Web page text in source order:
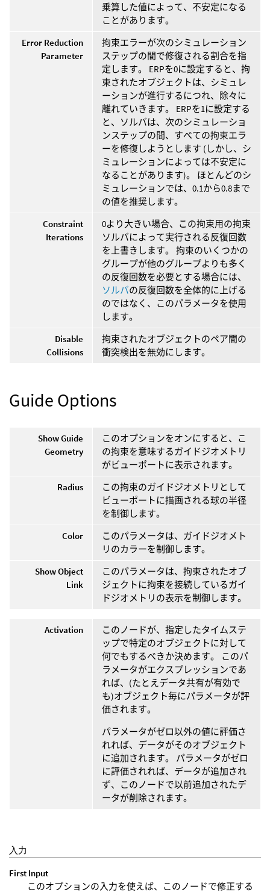
乗算した値によって、不安定になる
ことがあります。
Error Reduction
Parameter
拘束エラーが次のシミュレーション
ステップの間で修復される割合を指
定します。 ERPを0に設定すると、拘
束されたオブジェクトは、シミュレ
ーションが進行するにつれ、除々に
離れていきます。 ERPを1に設定する
と、ソルバは、次のシミュレーショ
ンステップの間、すべての拘束エラ
ーを修復しようとします (しかし、シ
ミュレーションによっては不安定に
なることがあります)。 ほとんどのシ
ミュレーションでは、0.1から0.8まで
の値を推奨します。
Constraint
Iterations
0より大きい場合、この拘束用の拘束
ソルバによって実行される反復回数
を上書きします。 拘束のいくつかの
グループが他のグループよりも多く
の反復回数を必要とする場合には、
ソルバの反復回数を全体的に上げる
のではなく、このパラメータを使用
します。
Disable
Collisions
拘束されたオブジェクトのペア間の
衝突検出を無効にします。
Guide Options
Show Guide
Geometry
このオプションをオンにすると、こ
の拘束を意味するガイドジオメトリ
がビューポートに表示されます。
Radius
この拘束のガイドジオメトリとして
ビューポートに描画される球の半径
を制御します。
Color
このパラメータは、ガイドジオメト
リのカラーを制御します。
Show Object
Link
このパラメータは、拘束されたオブ
ジェクトに拘束を接続しているガイ
ドジオメトリの表示を制御します。
Activation
このノードが、指定したタイムステ
ップで特定のオブジェクトに対して
何でもするべきか決めます。 このパ
ラメータがエクスプレッションであ
れば、(たとえデータ共有が有効で
も)オブジェクト毎にパラメータが評
価されます。
パラメータがゼロ以外の値に評価さ
れれば、データがそのオブジェクト
に追加されます。 パラメータがゼロ
に評価されれば、データが追加され
ず、このノードで以前追加されたデ
ータが削除されます。
入力
First Input
このオプションの入力を使えば、このノードで修正する